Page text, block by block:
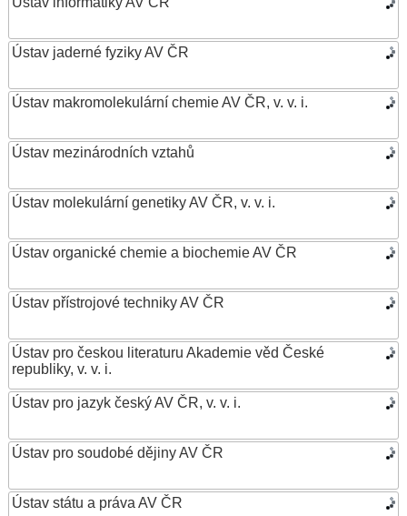
Ústav jaderné fyziky AV ČR
Ústav makromolekulární chemie AV ČR, v. v. i.
Ústav mezinárodních vztahů
Ústav molekulární genetiky AV ČR, v. v. i.
Ústav organické chemie a biochemie AV ČR
Ústav přístrojové techniky AV ČR
Ústav pro českou literaturu Akademie věd České
republiky, v. v. i.
Ústav pro jazyk český AV ČR, v. v. i.
Ústav pro soudobé dějiny AV ČR
Ústav státu a práva AV ČR